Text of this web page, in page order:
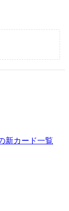
新カード一覧